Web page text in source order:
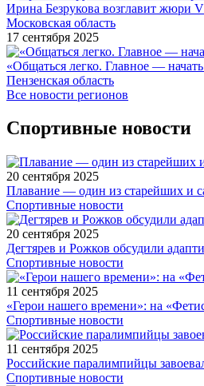
Ирина Безрукова возглавит жюри
Московская область
17 сентября 2025
«Общаться легко. Главное —
Пензенская область
Все новости регионов
Спортивные новости
20 сентября 2025
Плавание — один из старейших и
Спортивные новости
20 сентября 2025
Дегтярев и Рожков обсудили
Спортивные новости
11 сентября 2025
«Герои нашего времени»: на
Спортивные новости
11 сентября 2025
Российские паралимпийцы
Спортивные новости